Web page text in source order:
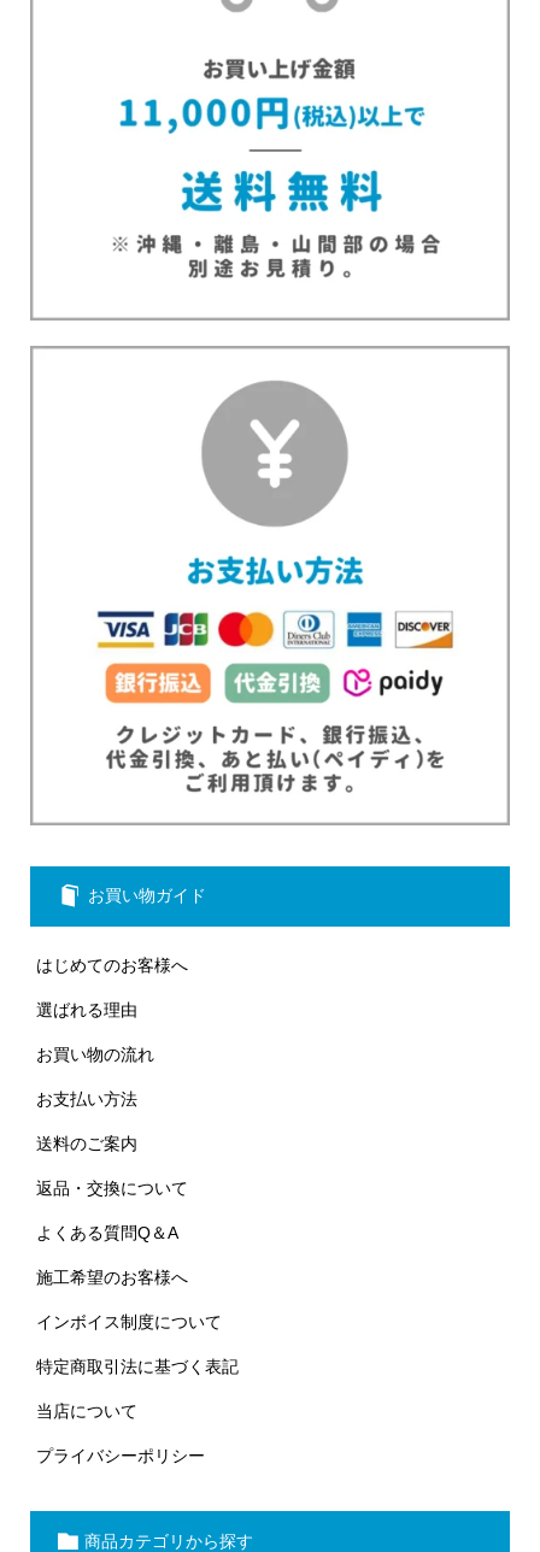
お買い物ガイド
はじめてのお客様へ
選ばれる理由
お買い物の流れ
お支払い方法
送料のご案内
返品・交換について
よくある質問Q＆A
施工希望のお客様へ
インボイス制度について
特定商取引法に基づく表記
当店について
プライバシーポリシー
商品カテゴリから探す